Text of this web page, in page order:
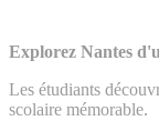
Explorez Nantes
Les étudiants
scolaire mémorable.